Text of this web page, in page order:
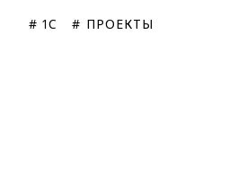
# 1C # ПРОЕКТЫ